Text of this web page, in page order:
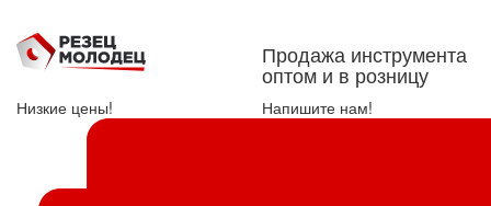
Продажа инструмента
оптом и в розницу
Низкие цены! Напишите нам!